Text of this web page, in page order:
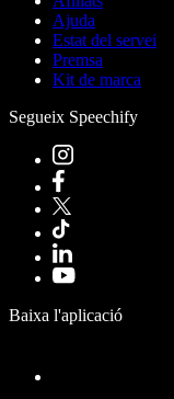
Ajuda
Estat del servei
Premsa
Kit de marca
Segueix Speechify
Baixa l'aplicació